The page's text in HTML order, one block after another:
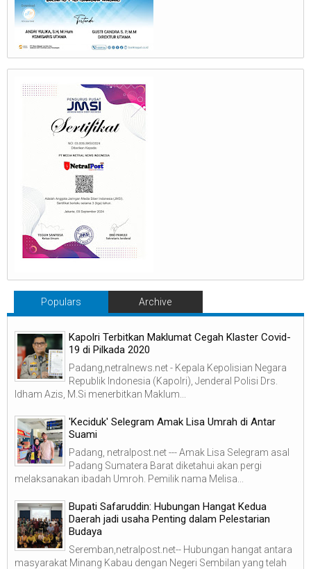
Populars Archive
Kapolri Terbitkan Maklumat Cegah Klaster Covid-
19 di Pilkada 2020
Padang,netralnews.net - Kepala Kepolisian Negara
Republik Indonesia (Kapolri), Jenderal Polisi Drs.
Idham Azis, M.Si menerbitkan Maklum...
'Keciduk' Selegram Amak Lisa Umrah di Antar
Suami
Padang, netralpost.net --- Amak Lisa Selegram asal
Padang Sumatera Barat diketahui akan pergi
melaksanakan ibadah Umroh. Pemilik nama Melisa...
Bupati Safaruddin: Hubungan Hangat Kedua
Daerah jadi usaha Penting dalam Pelestarian
Budaya
Seremban,netralpost.net-- Hubungan hangat antara
masyarakat Minang Kabau dengan Negeri Sembilan yang telah